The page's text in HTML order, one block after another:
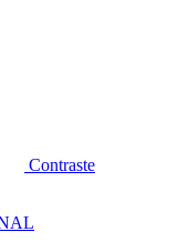
Contraste